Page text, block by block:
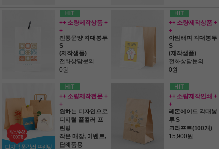
++ 소량제작상품 +
+
전통문양 각대봉투
S
(제작샘플)
전화상담문의
0원
++ 소량제작상품 +
+
아임해피 각대봉투
S
(제작샘플)
전화상담문의
0원
++ 소량제작전문 +
+
원하는 디자인으로
디지털 풀컬러 프
린팅
작은 매장, 이벤트,
답례품용
++ 소량제작인쇄 +
+
레몬에이드 각대봉
투 S
크라프트(100개)
15,900원